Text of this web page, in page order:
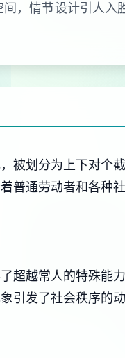
，情节设计引人入
被划分为上下对个
普通劳动者和各种
超越常人的特殊能
引发了社会秩序的